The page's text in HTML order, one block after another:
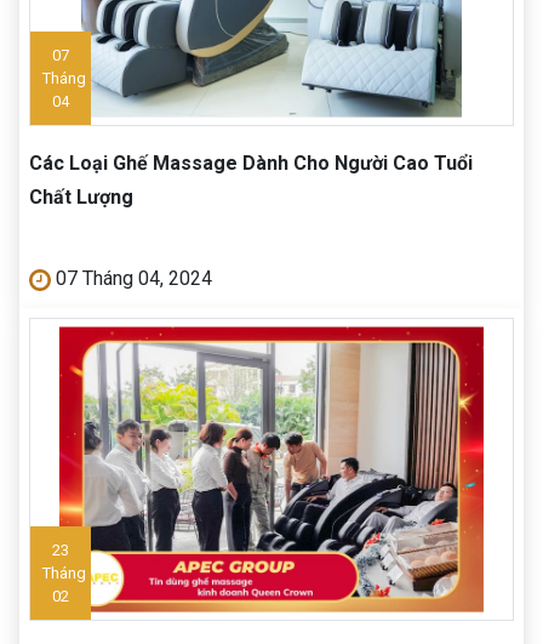
07
Tháng
04
Các Loại Ghế Massage Dành Cho Người Cao Tuổi
Chất Lượng
07 Tháng 04, 2024
23
Tháng
02